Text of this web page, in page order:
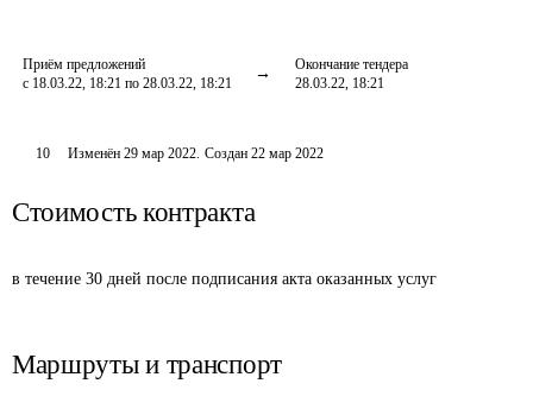
Приём предложений
с 18.03.22, 18:21 по 28.03.22, 18:21
Окончание тендера
28.03.22, 18:21
10 Изменён29 мар 2022. Создан 22 мар 2022
Стоимость контракта
в течение 30 дней после подписания акта оказанных услуг
Маршруты и транспорт